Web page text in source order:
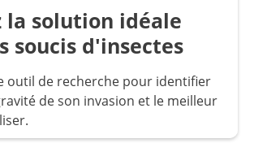
la solution idéale
soucis d'insectes
outil de recherche pour identifier
de son invasion et le meilleur